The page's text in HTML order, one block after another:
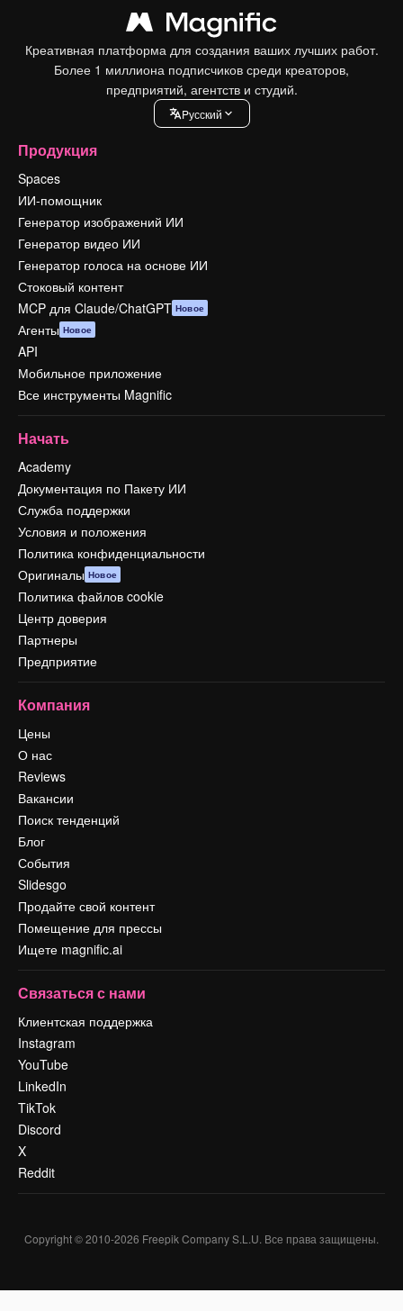
Креативная платформа для создания ваших лучших работ.
Более 1 миллиона подписчиков среди креаторов,
предприятий, агентств и студий.
Pусский
Продукция
Spaces
ИИ-помощник
Генератор изображений ИИ
Генератор видео ИИ
Генератор голоса на основе ИИ
Стоковый контент
MCP для Claude/ChatGPT Новое
Агенты Новое
API
Мобильное приложение
Все инструменты Magnific
Начать
Academy
Документация по Пакету ИИ
Служба поддержки
Условия и положения
Политика конфиденциальности
Оригиналы Новое
Политика файлов cookie
Центр доверия
Партнеры
Предприятие
Компания
Цены
О нас
Reviews
Вакансии
Поиск тенденций
Блог
События
Slidesgo
Продайте свой контент
Помещение для прессы
Ищете magnific.ai
Связаться с нами
Клиентская поддержка
Instagram
YouTube
LinkedIn
TikTok
Discord
X
Reddit
Copyright © 2010-2026 Freepik Company S.L.U. Все права защищены.